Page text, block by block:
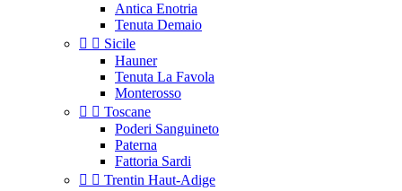
Antica Enotria
Tenuta Demaio
  Sicile
Hauner
Tenuta La Favola
Monterosso
  Toscane
Poderi Sanguineto
Paterna
Fattoria Sardi
  Trentin Haut-Adige